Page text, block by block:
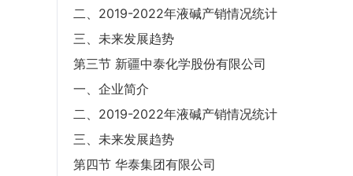
二、2019-2022年液碱产销情况统计
三、未来发展趋势
第三节 新疆中泰化学股份有限公司
一、企业简介
二、2019-2022年液碱产销情况统计
三、未来发展趋势
第四节 华泰集团有限公司